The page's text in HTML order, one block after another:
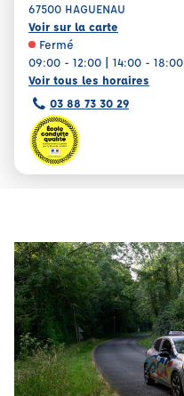
67500 HAGUENAU
Voir sur la carte
Fermé
09:00 - 12:00 | 14:00 - 18:00
Voir tous les horaires
03 88 73 30 29